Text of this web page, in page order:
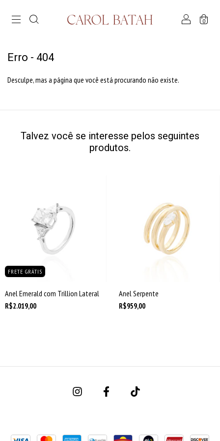
0
Erro - 404
Desculpe, mas a página que você está procurando não existe.
Talvez você se interesse pelos seguintes
produtos.
FRETE GRÁTIS
Anel Emerald com Trillion Lateral
R$2.019,00
Anel Serpente
R$959,00